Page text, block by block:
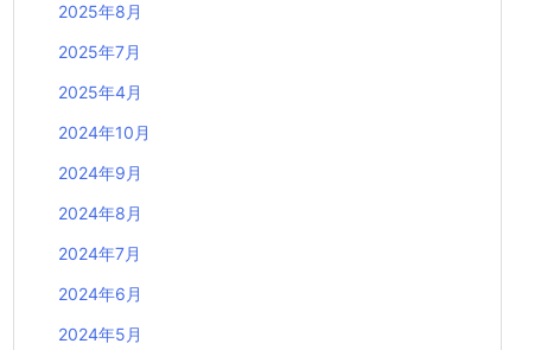
2025年8月
2025年7月
2025年4月
2024年10月
2024年9月
2024年8月
2024年7月
2024年6月
2024年5月